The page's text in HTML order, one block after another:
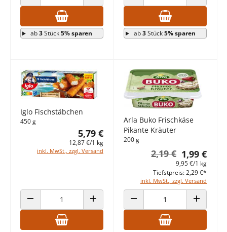
ANZAHL VERRINGERN ANZAHL ERHÖHEN
ab3Stück5% sparen
ANZAHL VERRINGERN ANZAHL
ab3Stück5% sparen
Iglo Fischstäbchen
450 g
5,79 €
12,87 €/1 kg
inkl. MwSt., zzgl. Versand
ANZAHL VERRINGERN ANZAHL ERHÖHEN
Arla Buko Frischkäse
Pikante Kräuter
200 g
1,99 €
2,19 €
9,95 €/1 kg
inkl. MwSt., zzgl. Versand
Tiefstpreis: 2,29 €*
ANZAHL VERRINGERN ANZAHL